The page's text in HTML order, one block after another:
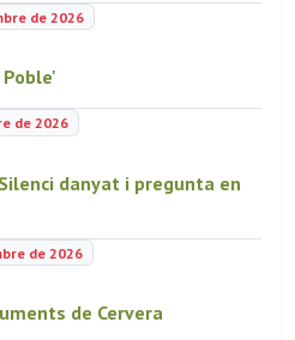
de 2026
de 2026
danyat i pregunta en
de 2026
de Cervera